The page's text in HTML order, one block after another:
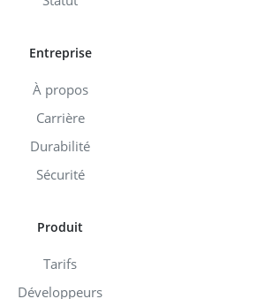
Entreprise
À propos
Carrière
Durabilité
Sécurité
Produit
Tarifs
Développeurs